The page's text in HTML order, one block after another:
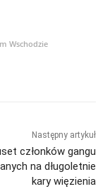
Wschodzie
Następny artykuł
członków gangu
na długoletnie
kary więzienia